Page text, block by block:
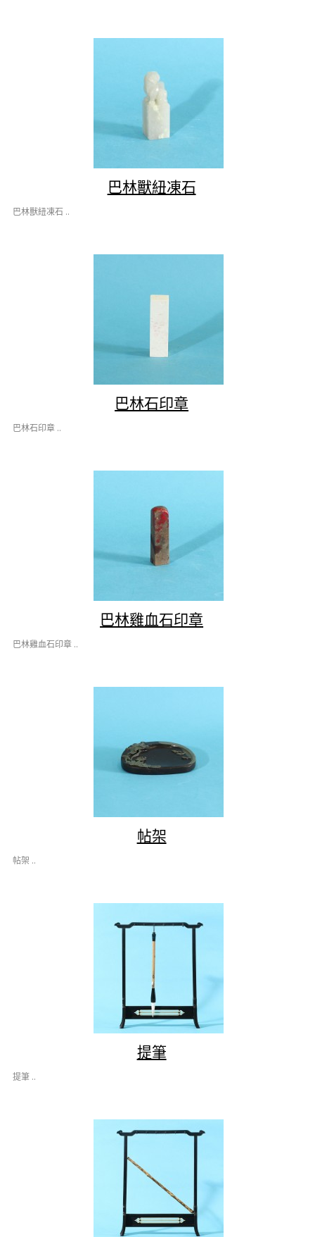
巴林獸紐凍石
巴林獸紐凍石 ..
巴林石印章
巴林石印章 ..
巴林雞血石印章
巴林雞血石印章 ..
帖架
帖架 ..
提筆
提筆 ..